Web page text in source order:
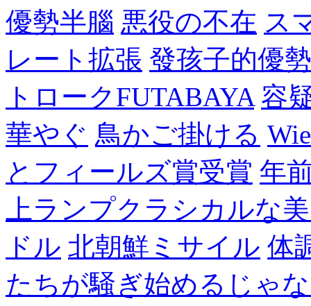
優勢半腦 悪役の不在 ス
レート拡張 發孩子的優
トロークFUTABAYA 容
華やぐ 鳥かご掛ける
とフィールズ賞受賞 年
上ランプクラシカルな
ドル 北朝鮮ミサイル 体
たちが騒ぎ始めるじゃ